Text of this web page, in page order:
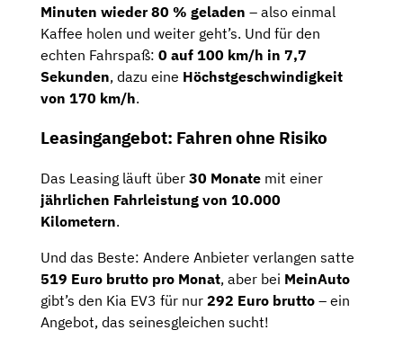
Minuten wieder 80 % geladen – also einmal
Kaffee holen und weiter geht’s. Und für den
echten Fahrspaß: 0 auf 100 km/h in 7,7
Sekunden, dazu eine Höchstgeschwindigkeit
von 170 km/h.
Leasingangebot: Fahren ohne Risiko
Das Leasing läuft über 30 Monate mit einer
jährlichen Fahrleistung von 10.000
Kilometern.
Und das Beste: Andere Anbieter verlangen satte
519 Euro brutto pro Monat, aber bei MeinAuto
gibt’s den Kia EV3 für nur 292 Euro brutto – ein
Angebot, das seinesgleichen sucht!